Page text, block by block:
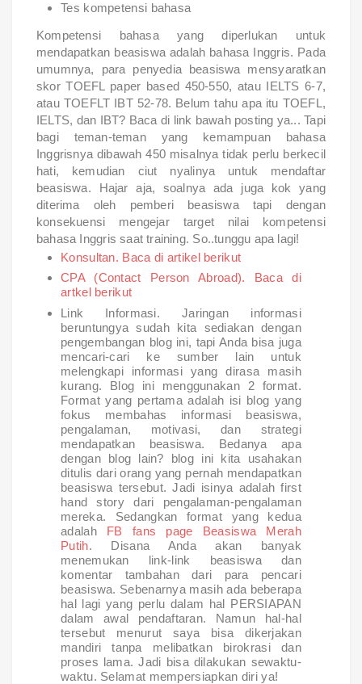
Tes kompetensi bahasa
Kompetensi bahasa yang diperlukan untuk
mendapatkan beasiswa adalah bahasa Inggris. Pada
umumnya, para penyedia beasiswa mensyaratkan
skor TOEFL paper based 450-550, atau IELTS 6-7,
atau TOEFLT IBT 52-78. Belum tahu apa itu TOEFL,
IELTS, dan IBT? Baca di link bawah posting ya... Tapi
bagi teman-teman yang kemampuan bahasa
Inggrisnya dibawah 450 misalnya tidak perlu berkecil
hati, kemudian ciut nyalinya untuk mendaftar
beasiswa. Hajar aja, soalnya ada juga kok yang
diterima oleh pemberi beasiswa tapi dengan
konsekuensi mengejar target nilai kompetensi
bahasa Inggris saat training. So..tunggu apa lagi!
Konsultan. Baca di artikel berikut
CPA (Contact Person Abroad). Baca di
artkel berikut
Link Informasi. Jaringan informasi
beruntungya sudah kita sediakan dengan
pengembangan blog ini, tapi Anda bisa juga
mencari-cari ke sumber lain untuk
melengkapi informasi yang dirasa masih
kurang. Blog ini menggunakan 2 format.
Format yang pertama adalah isi blog yang
fokus membahas informasi beasiswa,
pengalaman, motivasi, dan strategi
mendapatkan beasiswa. Bedanya apa
dengan blog lain? blog ini kita usahakan
ditulis dari orang yang pernah mendapatkan
beasiswa tersebut. Jadi isinya adalah first
hand story dari pengalaman-pengalaman
mereka. Sedangkan format yang kedua
adalah FB fans page Beasiswa Merah
Putih. Disana Anda akan banyak
menemukan link-link beasiswa dan
komentar tambahan dari para pencari
beasiswa. Sebenarnya masih ada beberapa
hal lagi yang perlu dalam hal PERSIAPAN
dalam awal pendaftaran. Namun hal-hal
tersebut menurut saya bisa dikerjakan
mandiri tanpa melibatkan birokrasi dan
proses lama. Jadi bisa dilakukan sewaktu-
waktu. Selamat mempersiapkan diri ya!